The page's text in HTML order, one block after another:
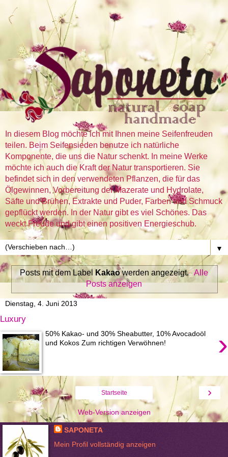
In diesem Blog möchte ich mit Ihnen meine Seifenfreuden
teilen. Beim Seifensieden benutze ich natürliche
Komponente, die uns die Natur schenkt. In meine Werke
möchte ich auch die Kraft der Natur transportieren. Sie
befindet sich in den verwendeten Pflanzen, die für das
Ölgewinnen, Vorbereitung der Mazerate und Hydrolate,
Säfte und Brühen, Extrakte und Puder, Farben und Schmuck
gepflückt werden. In der Natur gibt es viel Schönes. Das
weckt Freude und gibt einen positiven Energieschub.
▼
Posts mit dem Label Kakaowerden angezeigt. Alle
Posts anzeigen
Dienstag, 4. Juni 2013
Luxury
›
50% Kakao- und 30% Sheabutter, 10% Avocadoöl
und Kokos Zum richtigen Verwöhnen!
›
Startseite
Web-Version anzeigen
SAPONETA
Mein Profil vollständig anzeigen